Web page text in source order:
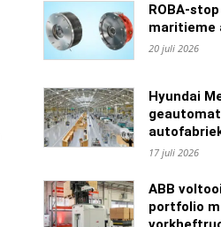
ROBA-
maritieme
20 juli 2026
Hyundai
17 juli 2026
ABB
portfolio